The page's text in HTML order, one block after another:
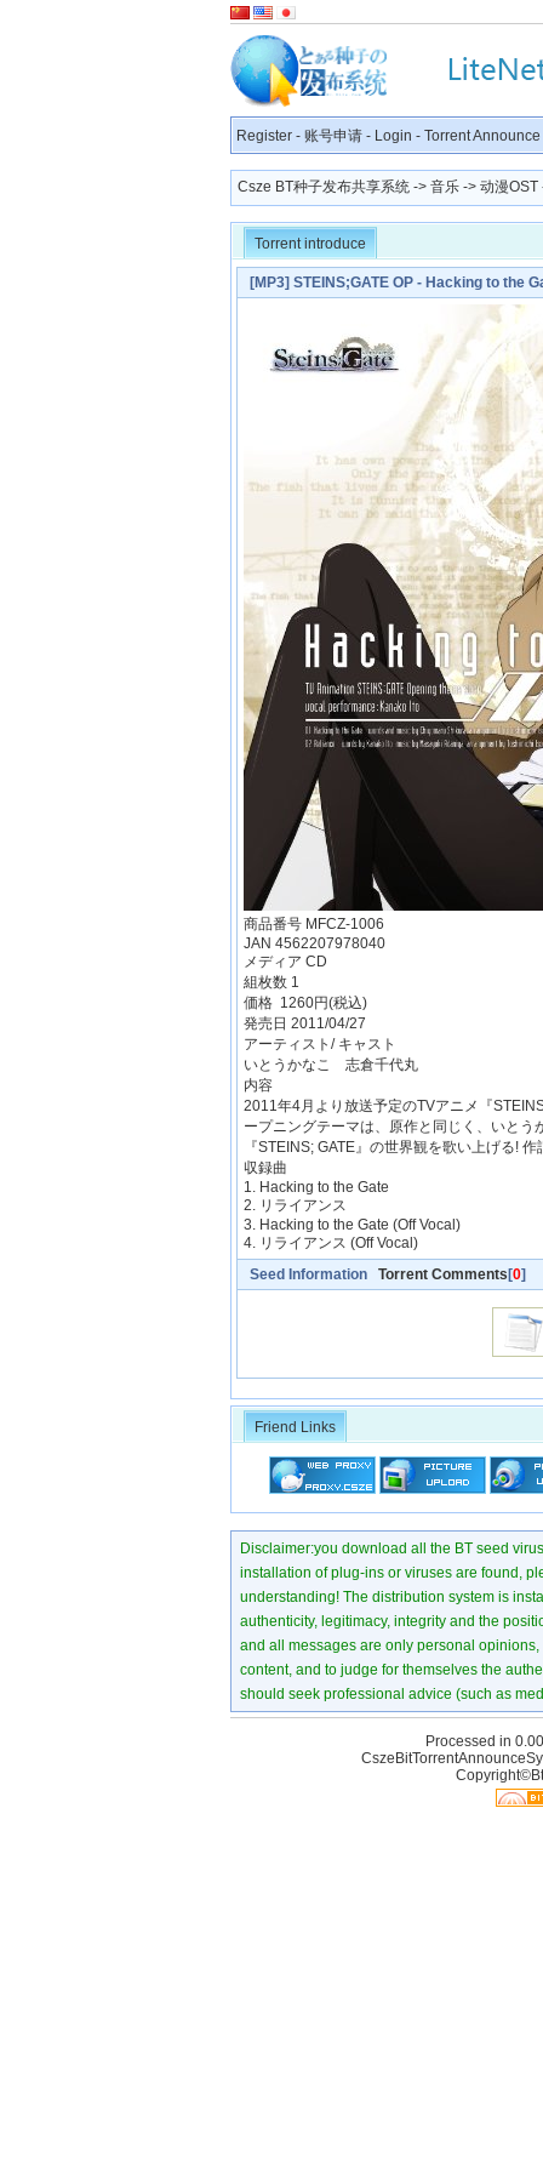
Register - 账号申请 - Login - Torrent Announce
Csze BT种子发布共享系统 -> 音乐 -> 动漫OST
Torrent introduce
[MP3] STEINS;GATE OP - Hacking to the
商品番号 MFCZ-1006
JAN 4562207978040
メディア CD
組枚数 1
価格 1260円(税込)
発売日 2011/04/27
アーティスト/ キャスト
いとうかなこ 志倉千代丸
内容
2011年4月より放送予定のTVアニメ『
ープニングテーマは、原作と同じく、いと
『STEINS; GATE』の世界観を歌い上げる!
収録曲
1. Hacking to the Gate
2. リライアンス
3. Hacking to the Gate (Off Vocal)
4. リライアンス (Off Vocal)
Seed Information Torrent Comments [0]
Friend Links
Disclaimer:you download all the BT seed
installation of plug-ins or viruses are found,
understanding! The distribution system is
authenticity, legitimacy, integrity and the
and all messages are only personal
content, and to judge for themselves the
should seek professional advice (such as
Processed in